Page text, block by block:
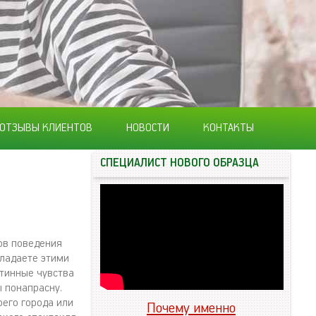
ОТЗЫВЫ КЛИЕНТОВ НОВОСТИ КОНТАКТЫ
поведения
этими
чувства
города или
СПЕЦИАЛИСТ НОВОГО ОБРАЗЦА
Почему именно